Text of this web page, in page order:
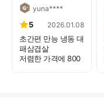
yuna****
5 2026.01.08
초간편 만능 냉동 대
패삼겹살
저렴한 가격에 800